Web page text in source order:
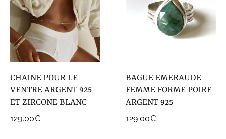
CHAINE POUR LE
VENTRE ARGENT 925
ET ZIRCONE BLANC
129.00€
BAGUE EMERAUDE
FEMME FORME POIRE
ARGENT 925
129.00€